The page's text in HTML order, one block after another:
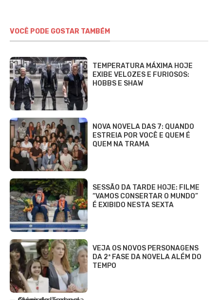
VOCÊ PODE GOSTAR TAMBÉM
TEMPERATURA MÁXIMA HOJE
EXIBE VELOZES E FURIOSOS:
HOBBS E SHAW
NOVA NOVELA DAS 7: QUANDO
ESTREIA POR VOCÊ E QUEM É
QUEM NA TRAMA
SESSÃO DA TARDE HOJE: FILME
“VAMOS CONSERTAR O MUNDO”
É EXIBIDO NESTA SEXTA
VEJA OS NOVOS PERSONAGENS
DA 2ª FASE DA NOVELA ALÉM DO
TEMPO